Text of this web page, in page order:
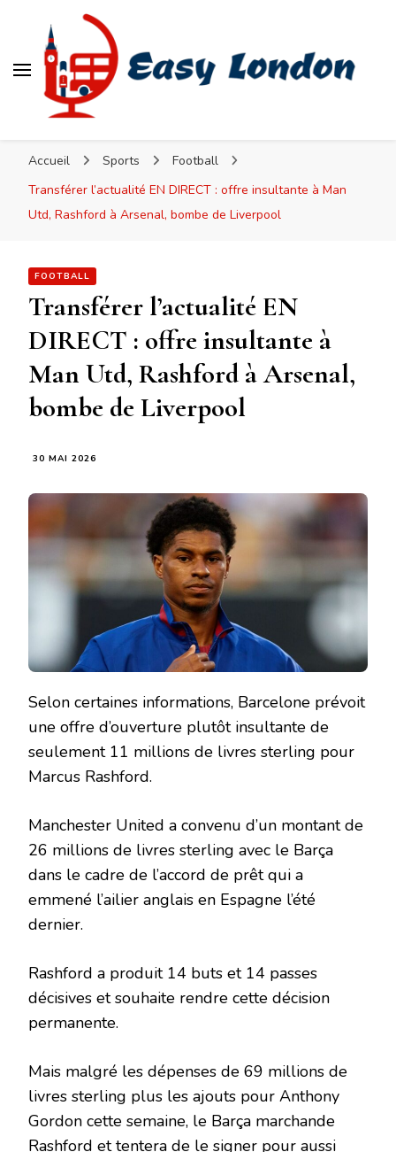
Accueil Sports
Football
Transférer l’actualité EN DIRECT : offre insultante à Man
Utd, Rashford à Arsenal, bombe de Liverpool
FOOTBALL
Transférer l’actualité EN
DIRECT : offre insultante à
Man Utd, Rashford à Arsenal,
bombe de Liverpool
30 MAI 2026
Selon certaines informations, Barcelone prévoit
une offre d’ouverture plutôt insultante de
seulement 11 millions de livres sterling pour
Marcus Rashford.
Manchester United a convenu d’un montant de
26 millions de livres sterling avec le Barça
dans le cadre de l’accord de prêt qui a
emmené l’ailier anglais en Espagne l’été
dernier.
Rashford a produit 14 buts et 14 passes
décisives et souhaite rendre cette décision
permanente.
Mais malgré les dépenses de 69 millions de
livres sterling plus les ajouts pour Anthony
Gordon cette semaine, le Barça marchande
Rashford et tentera de le signer pour aussi